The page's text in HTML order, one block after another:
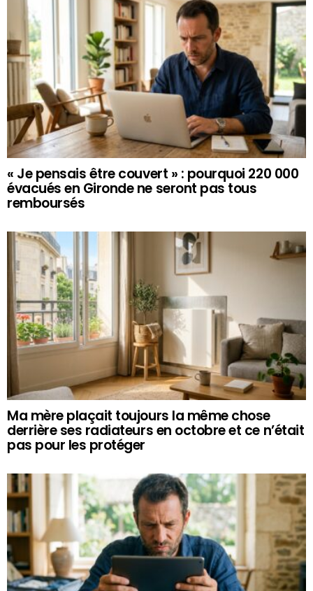
« Je pensais être couvert » : pourquoi 220 000
évacués en Gironde ne seront pas tous
remboursés
Ma mère plaçait toujours la même chose
derrière ses radiateurs en octobre et ce n’était
pas pour les protéger